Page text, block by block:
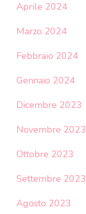
Aprile 2024
Marzo 2024
Febbraio 2024
Gennaio 2024
Dicembre 2023
Novembre 2023
Ottobre 2023
Settembre 2023
Agosto 2023